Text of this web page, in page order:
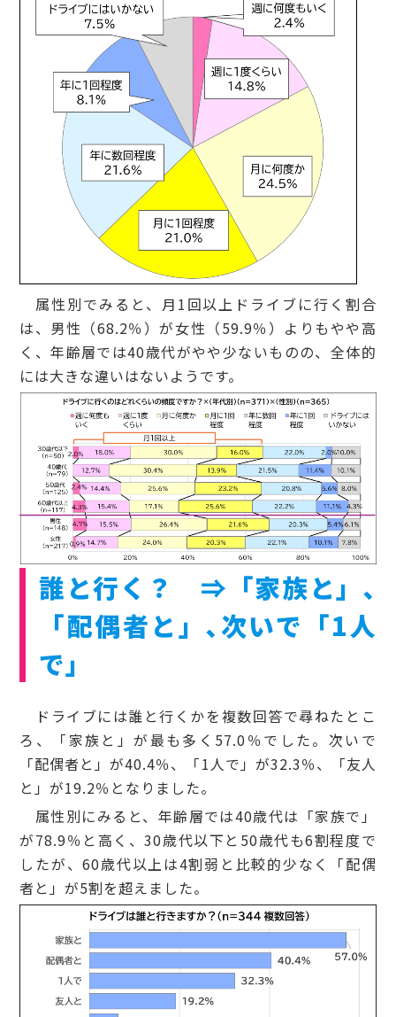
属性別でみると、月1回以上ドライブに行く割合
は、男性（68.2％）が女性（59.9％）よりもやや高
く、年齢層では40歳代がやや少ないものの、全体的
には大きな違いはないようです。
誰と行く？ ⇒「家族と」､
「配偶者と」､次いで「1人
で」
ドライブには誰と行くかを複数回答で尋ねたとこ
ろ、「家族と」が最も多く57.0％でした。次いで
「配偶者と」が40.4％、「1人で」が32.3％、「友人
と」が19.2％となりました。
属性別にみると、年齢層では40歳代は「家族で」
が78.9％と高く、30歳代以下と50歳代も6割程度で
したが、60歳代以上は4割弱と比較的少なく「配偶
者と」が5割を超えました。